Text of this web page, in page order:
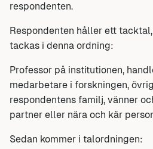
respondenten.
Respondenten håller ett
tackas i denna ordning:
Professor på institutionen,
medarbetare i forskningen,
respondentens familj, vänner
partner eller nära och kär
Sedan kommer i talordningen: